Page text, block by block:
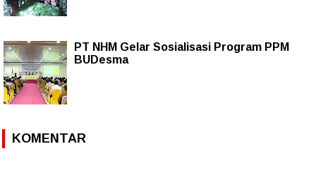
PT NHM Gelar Sosialisasi Program PPM
BUDesma
KOMENTAR